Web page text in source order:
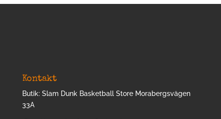
Kontakt
Butik: Slam Dunk Basketball Store Morabergsvägen
33A